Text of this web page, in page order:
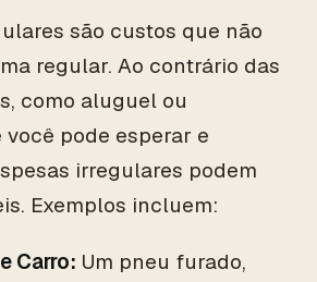
são custos que não
regular. Ao contrário das
como aluguel ou
pode esperar e
irregulares podem
Exemplos incluem:
Carro: Um pneu furado,